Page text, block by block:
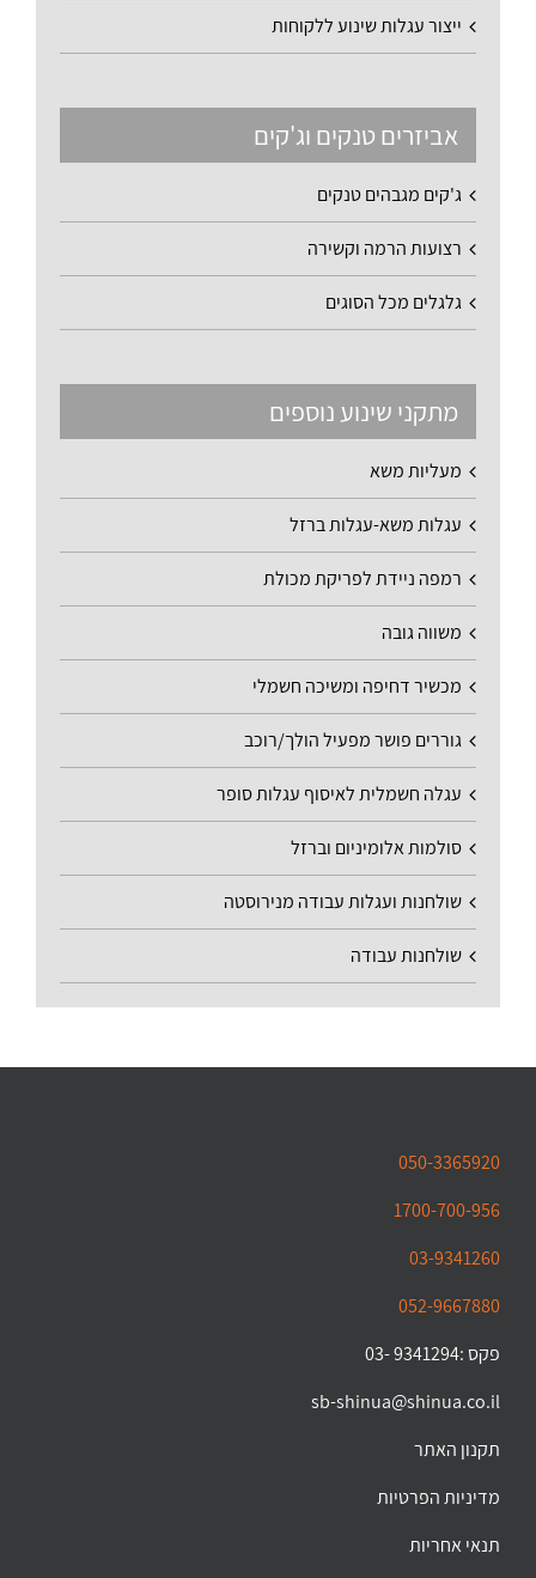
ייצור עגלות שינוע ללקוחות
אביזרים טנקים וג'קים
ג'קים מגבהים טנקים
רצועות הרמה וקשירה
גלגלים מכל הסוגים
מתקני שינוע נוספים
מעליות משא
עגלות משא-עגלות ברזל
רמפה ניידת לפריקת מכולת
משווה גובה
מכשיר דחיפה ומשיכה חשמלי
גוררים פושר מפעיל הולך/רוכב
עגלה חשמלית לאיסוף עגלות סופר
סולמות אלומיניום וברזל
שולחנות ועגלות עבודה מנירוסטה
שולחנות עבודה
050-3365920
1700-700-956
03-9341260
052-9667880
פקס :9341294 -03
sb-shinua@shinua.co.il
תקנון האתר
מדיניות הפרטיות
תנאי אחריות